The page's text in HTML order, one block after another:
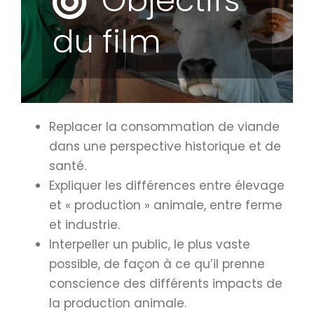
du film
Replacer la consommation de viande
dans une perspective historique et de
santé.
Expliquer les différences entre élevage
et « production » animale, entre ferme
et industrie.
Interpeller un public, le plus vaste
possible, de façon à ce qu’il prenne
conscience des différents impacts de
la production animale.